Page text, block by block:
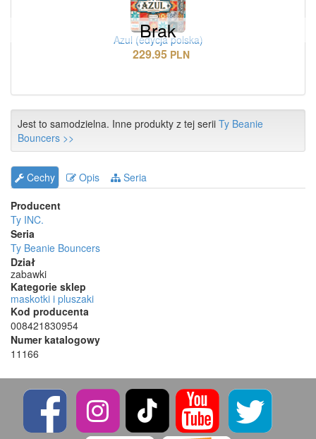
Brak
Azul (edycja polska)
229.95 PLN
Jest to samodzielna. Inne produkty z tej serii Ty Beanie
Bouncers >>
Cechy Opis
Seria
Producent
Ty INC.
Seria
Ty Beanie Bouncers
Dział
zabawki
Kategorie sklep
maskotki i pluszaki
Kod producenta
008421830954
Numer katalogowy
11166